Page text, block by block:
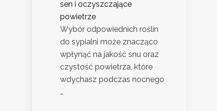
sen i oczyszczające
powietrze
Wybór odpowiednich roślin
do sypialni może znacząco
wpłynąć na jakość snu oraz
czystość powietrza, które
wdychasz podczas nocnego
…